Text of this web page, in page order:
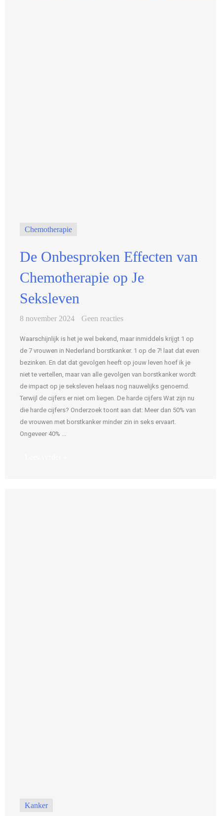
Chemotherapie
De Onbesproken Effecten van
Chemotherapie op Je
Seksleven
8 november 2024 Geen reacties
Waarschijnlijk is het je wel bekend, maar inmiddels krijgt 1 op
de 7 vrouwen in Nederland borstkanker. 1 op de 7! laat dat even
bezinken. En dat dat gevolgen heeft op jouw leven hoef ik je
niet te vertellen, maar van alle gevolgen van borstkanker wordt
de impact op je seksleven helaas nog nauwelijks genoemd.
Terwijl de cijfers er niet om liegen. De harde cijfers Wat zijn nu
die harde cijfers? Onderzoek toont aan dat: Meer dan 50% van
de vrouwen met borstkanker minder zin in seks ervaart.
Ongeveer 40% ...
Kanker